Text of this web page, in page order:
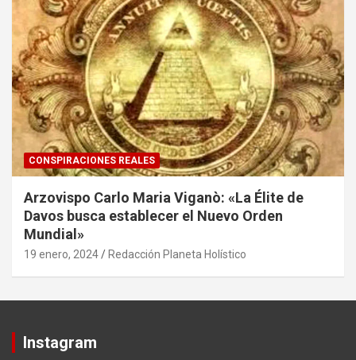
CONSPIRACIONES REALES
Arzovispo Carlo Maria Viganò: «La Élite de
Davos busca establecer el Nuevo Orden
Mundial»
19 enero, 2024 Redacción Planeta Holístico
Instagram